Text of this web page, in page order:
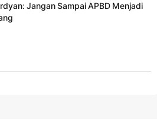
Jangan Sampai APBD Menjadi